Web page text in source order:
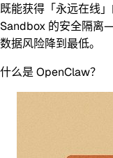
既能获得「永远在线
Sandbox 的安全隔离
数据风险降到最低。
什么是 OpenClaw？